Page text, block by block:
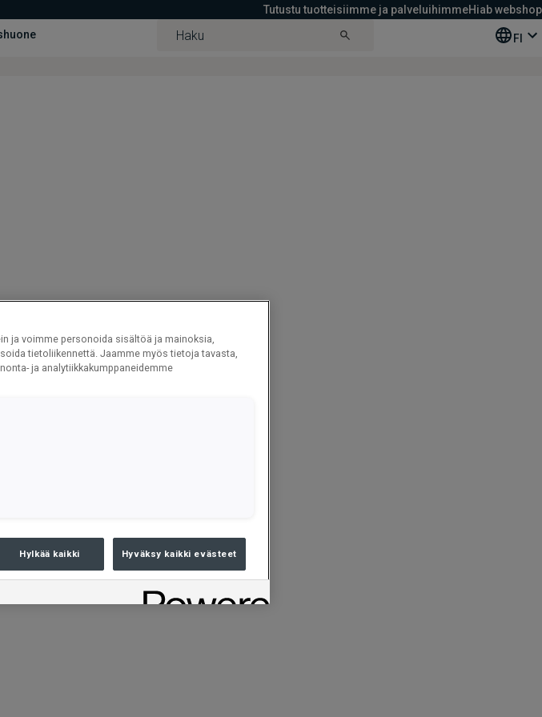
Tutustu tuotteisiimme ja palveluihimmeHiab webshop
FI
ja voimme personoida sisältöä ja mainoksia,
tietoliikennettä. Jaamme myös tietoja tavasta,
ja analytiikkakumppaneidemme
Hylkää kaikki Hyväksy kaikki evästeet